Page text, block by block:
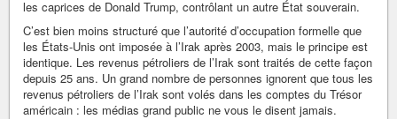
les caprices de Donald Trump, contrôlant un autre État souverain.
C’est bien moins structuré que l’autorité d’occupation formelle que
les États-Unis ont imposée à l’Irak après 2003, mais le principe est
identique. Les revenus pétroliers de l’Irak sont traités de cette façon
depuis 25 ans. Un grand nombre de personnes ignorent que tous les
revenus pétroliers de l’Irak sont volés dans les comptes du Trésor
américain : les médias grand public ne vous le disent jamais.